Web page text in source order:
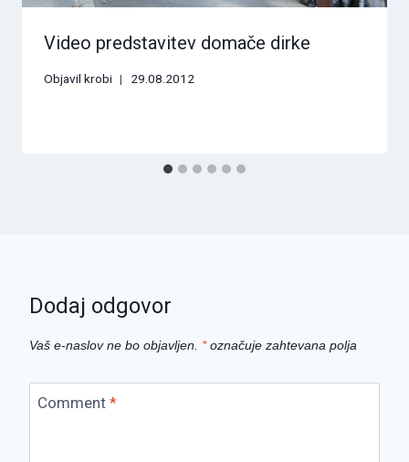
Video predstavitev domače dirke
Objavil krobi 29.08.2012
Dodaj odgovor
Vaš e-naslov ne bo objavljen. *označuje zahtevana polja
Comment *